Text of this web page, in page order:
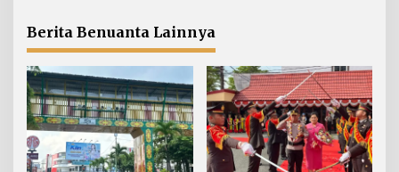
Berita Benuanta Lainnya